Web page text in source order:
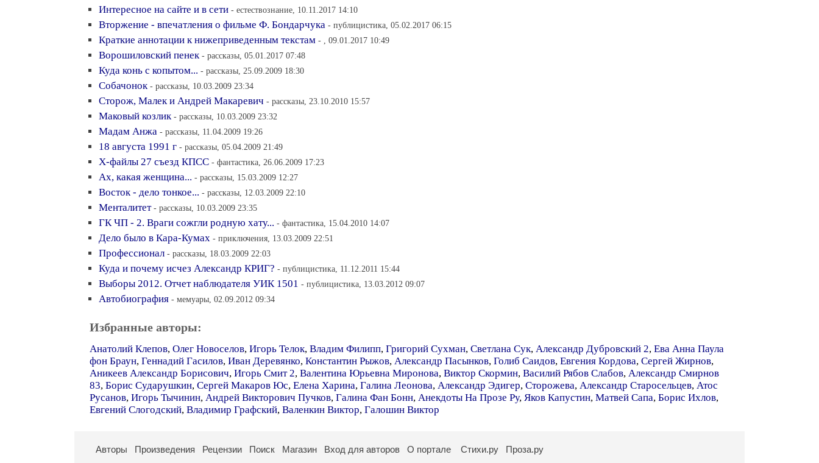
Интересное на сайте и в сети - естествознание, 10.11.2017 14:10
Вторжение - впечатления о фильме Ф. Бондарчука - публицистика, 05.02.2017 06:15
Краткие аннотации к нижеприведенным текстам - , 09.01.2017 10:49
Ворошиловский пенек - рассказы, 05.01.2017 07:48
Куда конь с копытом... - рассказы, 25.09.2009 18:30
Собачонок - рассказы, 10.03.2009 23:34
Сторож, Малек и Андрей Макаревич - рассказы, 23.10.2010 15:57
Маковый козлик - рассказы, 10.03.2009 23:32
Мадам Анжа - рассказы, 11.04.2009 19:26
18 августа 1991 г - рассказы, 05.04.2009 21:49
Х-файлы 27 съезд КПСС - фантастика, 26.06.2009 17:23
Ах, какая женщина... - рассказы, 15.03.2009 12:27
Восток - дело тонкое... - рассказы, 12.03.2009 22:10
Менталитет - рассказы, 10.03.2009 23:35
ГК ЧП - 2. Враги сожгли родную хату... - фантастика, 15.04.2010 14:07
Дело было в Кара-Кумах - приключения, 13.03.2009 22:51
Профессионал - рассказы, 18.03.2009 22:03
Куда и почему исчез Александр КРИГ? - публицистика, 11.12.2011 15:44
Выборы 2012. Отчет наблюдателя УИК 1501 - публицистика, 13.03.2012 09:07
Автобиография - мемуары, 02.09.2012 09:34
Избранные авторы:
Анатолий Клепов, Олег Новоселов, Игорь Телок, Владим Филипп, Григорий Сухман, Светлана Сук, Александр Дубровский 2, Ева Анна Паула
фон Браун, Геннадий Гасилов, Иван Деревянко, Константин Рыжов, Александр Пасынков, Голиб Саидов, Евгения Кордова, Сергей Жирнов,
Аникеев Александр Борисович, Игорь Смит 2, Валентина Юрьевна Миронова, Виктор Скормин, Василий Рябов Слабов, Александр Смирнов
83, Борис Сударушкин, Сергей Макаров Юс, Елена Харина, Галина Леонова, Александр Эдигер, Сторожева, Александр Старосельцев, Атос
Русанов, Игорь Тычинин, Андрей Викторович Пучков, Галина Фан Бонн, Анекдоты На Прозе Ру, Яков Капустин, Матвей Сапа, Борис Ихлов,
Евгений Слогодский, Владимир Графский, Валенкин Виктор, Галошин Виктор
Авторы Произведения Рецензии Поиск Магазин Вход для авторов О портале Стихи.ру Проза.ру